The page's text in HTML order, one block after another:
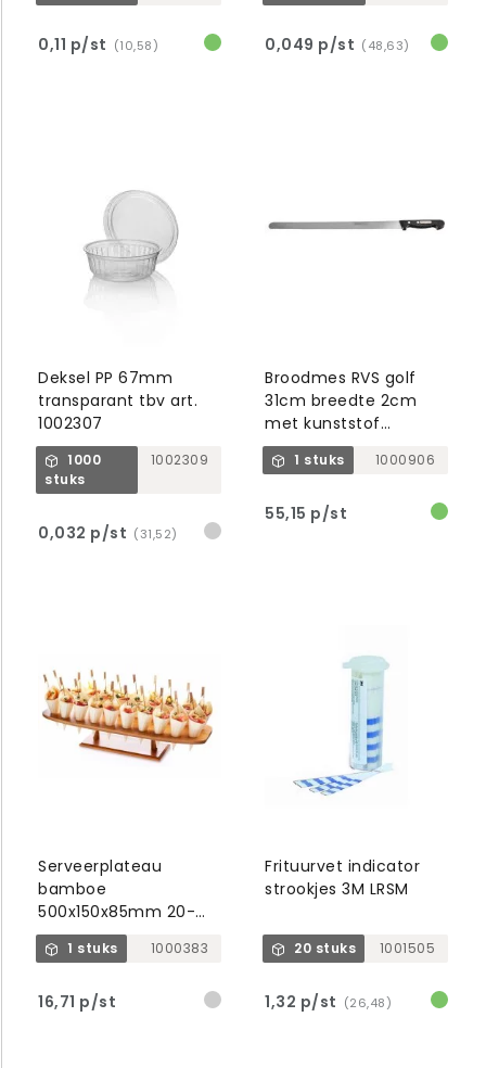
0,11 p/st (10,58) 0,049 p/st (48,63)
Deksel PP 67mm
transparant tbv art.
1002307
1000
stuks
1002309
0,032 p/st (31,52)
Broodmes RVS golf
31cm breedte 2cm
met kunststof
handvat
1 stuks 1000906
55,15 p/st
Serveerplateau
bamboe
500x150x85mm 20-
gaats
1 stuks 1000383
16,71 p/st
Frituurvet indicator
strookjes 3M LRSM
20 stuks 1001505
1,32 p/st (26,48)